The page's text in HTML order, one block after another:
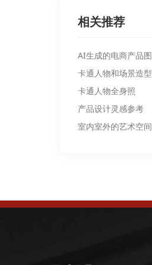
相关推荐
AI生成的电商产品图
卡通人物和场景造型
卡通人物全身照
产品设计灵感参考
室内室外的艺术空间